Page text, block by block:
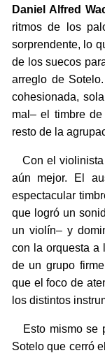
Daniel Alfred
ritmos de los
sorprendente, lo
de los suecos
arreglo de
cohesionada,
mal– el timbre
resto de la
Con el violinista
aún mejor. El
espectacular
que logró un
un violín– y
con la orquesta a
de un grupo
que el foco de
los distintos
Esto mismo se
Sotelo que cerró